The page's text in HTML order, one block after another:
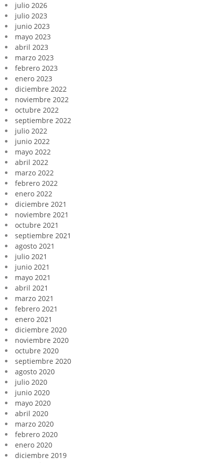
julio 2026
julio 2023
junio 2023
mayo 2023
abril 2023
marzo 2023
febrero 2023
enero 2023
diciembre 2022
noviembre 2022
octubre 2022
septiembre 2022
julio 2022
junio 2022
mayo 2022
abril 2022
marzo 2022
febrero 2022
enero 2022
diciembre 2021
noviembre 2021
octubre 2021
septiembre 2021
agosto 2021
julio 2021
junio 2021
mayo 2021
abril 2021
marzo 2021
febrero 2021
enero 2021
diciembre 2020
noviembre 2020
octubre 2020
septiembre 2020
agosto 2020
julio 2020
junio 2020
mayo 2020
abril 2020
marzo 2020
febrero 2020
enero 2020
diciembre 2019